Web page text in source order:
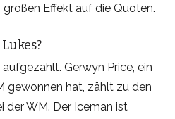
Effekt auf die Quoten.
Gerwyn Price, ein
gewonnen hat, zählt zu den
der WM. Der Iceman ist